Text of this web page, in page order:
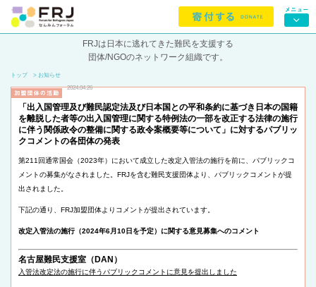
FRJは日本に逃れてきた難民を支援する
団体/NGOのネットワーク組織です。
トップ > お知らせ
2024.04.26
「出入国管理及び難民認定法及び日本国との平和条約に基づき日本の国籍
を離脱した者等の出入国管理に関する特例法の一部を改正する法律の施行
に伴う関係政令の整備に関する政令案概要等について」に対するパブリッ
クコメントの各団体の発表
第211回通常国会（2023年）において成立した改定入管法の施行を前に、パブリックコ
メントの募集がなされました。FRJを含む難民支援団体より、パブリックコメントが提
出されました。
下記の通り、FRJ加盟団体よりコメントが提出されています。
改定入管法の施行（2024年6月10日を予定）に関する意見募集へのコメント
名古屋難民支援室（DAN）
入管法改定法の施行に伴うパブリックコメントに意見を提出しました